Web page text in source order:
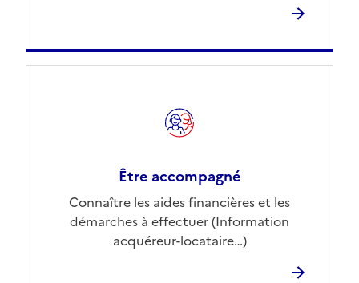
Être accompagné
Connaître les aides financières et les
démarches à effectuer (Information
acquéreur-locataire…)